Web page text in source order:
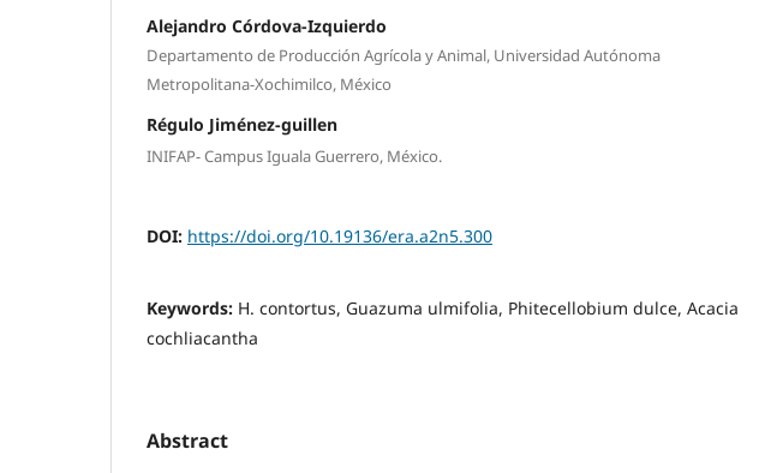
Alejandro Córdova-Izquierdo
Departamento de Producción Agrícola y Animal, Universidad Autónoma
Metropolitana-Xochimilco, México
Régulo Jiménez-guillen
INIFAP- Campus Iguala Guerrero, México.
DOI: https://doi.org/10.19136/era.a2n5.300
Keywords: H. contortus, Guazuma ulmifolia, Phitecellobium dulce, Acacia
cochliacantha
Abstract